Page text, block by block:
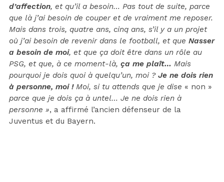
d’affection, et qu’il a besoin… Pas tout de suite, parce
que là j’ai besoin de couper et de vraiment me reposer.
Mais dans trois, quatre ans, cinq ans, s’il y a un projet
où j’ai besoin de revenir dans le football, et que Nasser
a besoin de moi, et que ça doit être dans un rôle au
PSG, et que, à ce moment-là, ça me plaît… Mais
pourquoi je dois quoi à quelqu’un, moi ? Je ne dois rien
à personne, moi !Moi, si tu attends que je dise « non »
parce que je dois ça à untel… Je ne dois rien à
personne », a affirmé l’ancien défenseur de la
Juventus et du Bayern.